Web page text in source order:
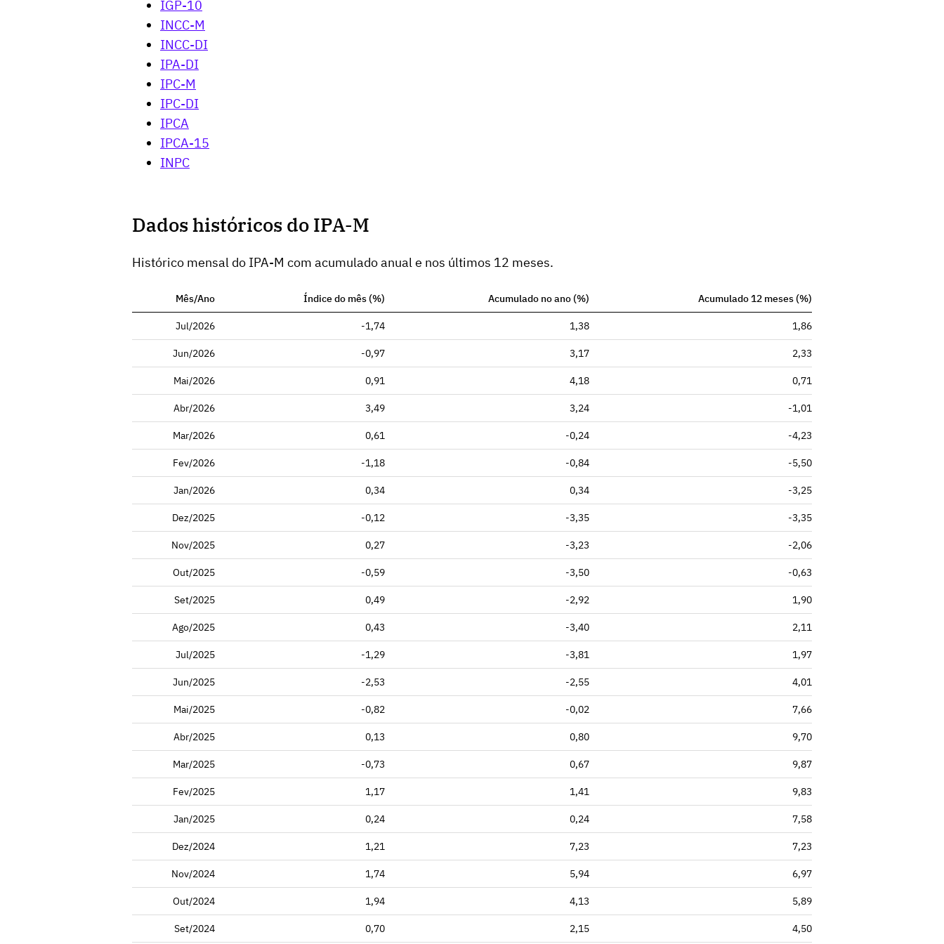
IGP-10
INCC-M
INCC-DI
IPA-DI
IPC-M
IPC-DI
IPCA
IPCA-15
INPC
Dados históricos do IPA-M
Histórico mensal do IPA-M com acumulado anual e nos últimos 12 meses.
Mês/Ano Índice do mês (%) Acumulado no ano (%) Acumulado 12 meses (%)
Jul/2026 -1,74 1,38 1,86
Jun/2026 -0,97 3,17 2,33
Mai/2026 0,91 4,18 0,71
Abr/2026 3,49 3,24 -1,01
Mar/2026 0,61 -0,24 -4,23
Fev/2026 -1,18 -0,84 -5,50
Jan/2026 0,34 0,34 -3,25
Dez/2025 -0,12 -3,35 -3,35
Nov/2025 0,27 -3,23 -2,06
Out/2025 -0,59 -3,50 -0,63
Set/2025 0,49 -2,92 1,90
Ago/2025 0,43 -3,40 2,11
Jul/2025 -1,29 -3,81 1,97
Jun/2025 -2,53 -2,55 4,01
Mai/2025 -0,82 -0,02 7,66
Abr/2025 0,13 0,80 9,70
Mar/2025 -0,73 0,67 9,87
Fev/2025 1,17 1,41 9,83
Jan/2025 0,24 0,24 7,58
Dez/2024 1,21 7,23 7,23
Nov/2024 1,74 5,94 6,97
Out/2024 1,94 4,13 5,89
Set/2024 0,70 2,15 4,50